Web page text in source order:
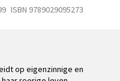
ISBN 9789029095273
op eigenzinnige en